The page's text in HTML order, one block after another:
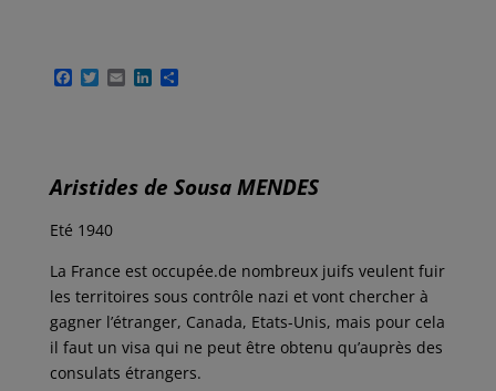
F
o
k
T
r
E L
I
n
P
e
r
Aristides de Sousa MENDES
Eté 1940
La France est occupée.de nombreux juifs veulent fuir
les territoires sous contrôle nazi et vont chercher à
gagner l’étranger, Canada, Etats-Unis, mais pour cela
il faut un visa qui ne peut être obtenu qu’auprès des
consulats étrangers.